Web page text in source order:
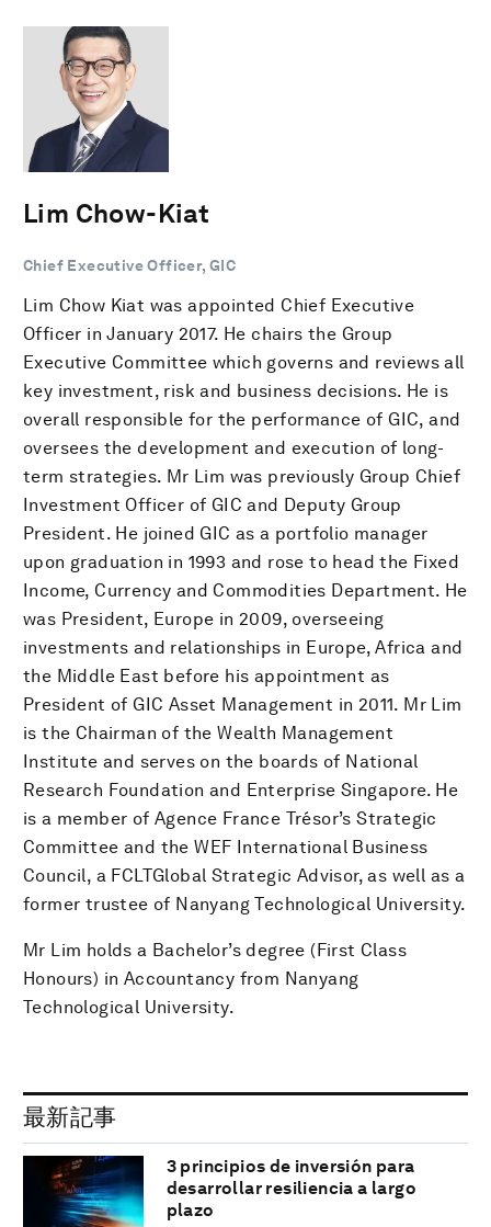
Lim Chow-Kiat
Chief Executive Officer, GIC
Lim Chow Kiat was appointed Chief Executive
Officer in January 2017. He chairs the Group
Executive Committee which governs and reviews all
key investment, risk and business decisions. He is
overall responsible for the performance of GIC, and
oversees the development and execution of long-
term strategies. Mr Lim was previously Group Chief
Investment Officer of GIC and Deputy Group
President. He joined GIC as a portfolio manager
upon graduation in 1993 and rose to head the Fixed
Income, Currency and Commodities Department. He
was President, Europe in 2009, overseeing
investments and relationships in Europe, Africa and
the Middle East before his appointment as
President of GIC Asset Management in 2011. Mr Lim
is the Chairman of the Wealth Management
Institute and serves on the boards of National
Research Foundation and Enterprise Singapore. He
is a member of Agence France Trésor’s Strategic
Committee and the WEF International Business
Council, a FCLTGlobal Strategic Advisor, as well as a
former trustee of Nanyang Technological University.
Mr Lim holds a Bachelor’s degree (First Class
Honours) in Accountancy from Nanyang
Technological University.
最新記事
3 principios de inversión para
desarrollar resiliencia a largo
plazo